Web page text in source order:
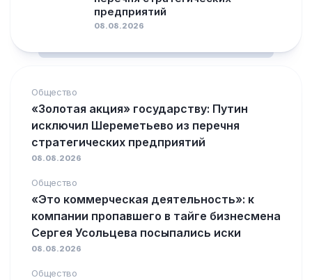
предприятий
08.08.2026
Общество
«Золотая акция» государству: Путин
исключил Шереметьево из перечня
стратегических предприятий
08.08.2026
Общество
«Это коммерческая деятельность»: к
компании пропавшего в тайге бизнесмена
Сергея Усольцева посыпались иски
08.08.2026
Общество